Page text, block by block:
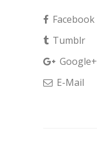
Facebook
Tumblr
Google+
E-Mail